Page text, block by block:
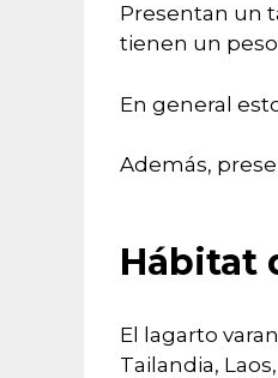
Presentan un
tienen un
En general
Además,
Hábitat
El lagarto
Tailandia,